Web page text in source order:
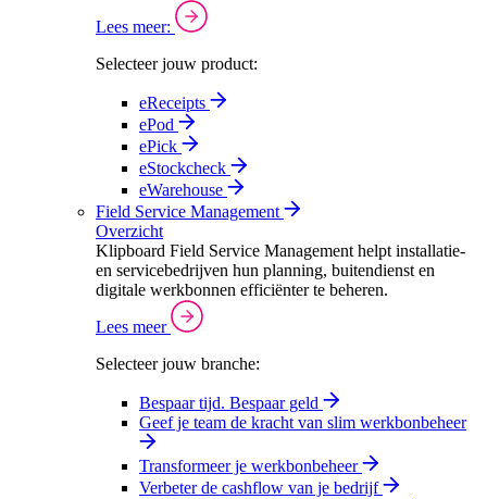
Lees meer:
Selecteer jouw product:
eReceipts
ePod
ePick
eStockcheck
eWarehouse
Field Service Management
Overzicht
Klipboard Field Service Management helpt installatie-
en servicebedrijven hun planning, buitendienst en
digitale werkbonnen efficiënter te beheren.
Lees meer
Selecteer jouw branche:
Bespaar tijd. Bespaar geld
Geef je team de kracht van slim werkbonbeheer
Transformeer je werkbonbeheer
Verbeter de cashflow van je bedrijf